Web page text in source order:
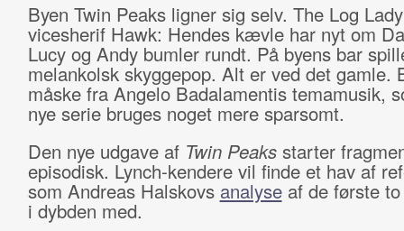
Byen Twin Peaks ligner sig selv. The Log
vicesherif Hawk: Hendes kævle har nyt om
Lucy og Andy bumler rundt. På byens bar
melankolsk skyggepop. Alt er ved det gamle.
måske fra Angelo Badalamentis temamusik,
nye serie bruges noget mere sparsomt.
Den nye udgave afTwin Peaksstarter
episodisk. Lynch-kendere vil finde et hav af
som Andreas Halskovs analyseaf de første
i dybden med.